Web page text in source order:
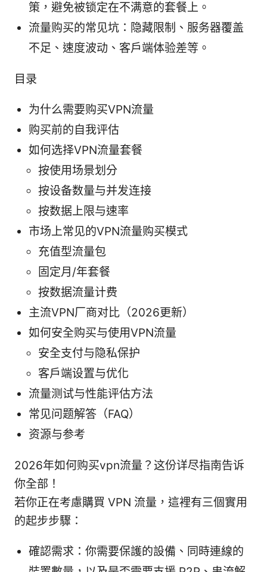
策，避免被锁定在不满意的套餐上。
流量购买的常见坑：隐藏限制、服务器覆盖
不足、速度波动、客户端体验差等。
目录
为什么需要购买VPN流量
购买前的自我评估
如何选择VPN流量套餐
按使用场景划分
按设备数量与并发连接
按数据上限与速率
市场上常见的VPN流量购买模式
充值型流量包
固定月/年套餐
按数据流量计费
主流VPN厂商对比（2026更新）
如何安全购买与使用VPN流量
安全支付与隐私保护
客户端设置与优化
流量测试与性能评估方法
常见问题解答（FAQ）
资源与参考
2026年如何购买vpn流量？这份详尽指南告诉
你全部！
若你正在考慮購買 VPN 流量，這裡有三個實用
的起步步驟：
確認需求：你需要保護的設備、同時連線的